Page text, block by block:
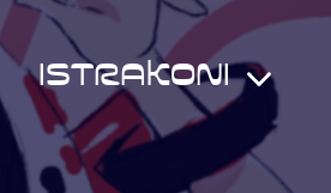
ISTRAKONI